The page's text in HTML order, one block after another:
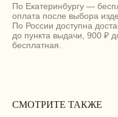
По Екатеринбургу —
оплата после выбора
По России доступна
до пункта выдачи, 900 ₽
бесплатная.
СМОТРИТЕ ТАКЖЕ
Каталог